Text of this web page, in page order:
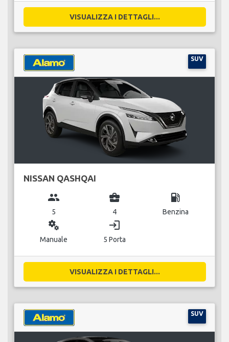
VISUALIZZA I DETTAGLI...
SUV
NISSAN QASHQAI
group
5
business_center
4
local_gas_station
Benzina
miscellaneous_services
Manuale
login
5 Porta
VISUALIZZA I DETTAGLI...
SUV